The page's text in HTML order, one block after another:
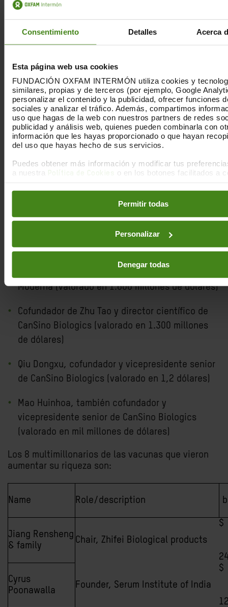
Consentimiento Detalles Acerca
Esta página web usa cookies
FUNDACIÓN OXFAM INTERMÓN utiliza cookies y
similares, propias y de terceros (por ejemplo, Google
personalizar el contenido y la publicidad, ofrecer funciones
sociales y analizar el tráfico. Además, compartimos
uso que hagas de la web con nuestros partners de redes
publicidad y análisis web, quienes pueden combinarla con
información que les hayas proporcionado o que hayan
del uso que hayas hecho de sus servicios.
Puedes obtener más información y modificar tus
a nuestra
Política de Cookies o en los botones facilitados a
Permitir todas
Personalizar
Denegar todas
Stéphane Bancel, director ejecutivo de Moderna
(valorado en 4.300 millones de dólares)
BioNTech (valorado en 4.000 millones de
dólares)
Timothy Springer: inmunólogo e inversor
fundador de Moderna (valorado en 2.200
millones de dólares)
Noubar Afeyan - Presidente de Moderna (valor de
Juan López-Belmonte: presidente de ROVI, una
empresa con un acuerdo para fabricar y envasar
la vacuna Moderna (valorada en 1.800 millones
de dólares)
Moderna (valorado en 1.600 millones de dólares)
Cofundador de Zhu Tao y director científico de
CanSino Biologics (valorado en 1.300 millones
de dólares)
Qiu Dongxu, cofundador y vicepresidente senior
de CanSino Biologics (valorado en 1,2 dólares)
Mao Huinhoa, también cofundador y
vicepresidente senior de CanSino Biologics
(valorado en mil millones de dólares)
Los 8 multimillonarios de las vacunas que vieron
aumentar su riqueza son:
Name Role/description
Jiang Rensheng
& family
Chair, Zhifei Biological products
Cyrus
Poonawalla
Founder, Serum Institute of India